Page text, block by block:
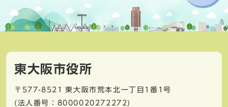
東大阪市役所
〒577-8521
東大阪市荒本北一丁目1番1号
(法人番号：8000020272272)